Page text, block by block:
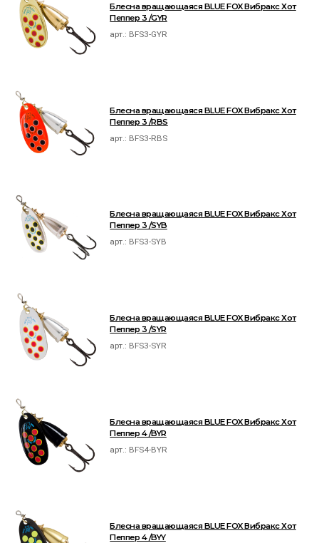
Блесна вращающаяся BLUE FOX Вибракс Хот
Пеппер 3 /GYR
арт.: BFS3-GYR
Блесна вращающаяся BLUE FOX Вибракс Хот
Пеппер 3 /RBS
арт.: BFS3-RBS
Блесна вращающаяся BLUE FOX Вибракс Хот
Пеппер 3 /SYB
арт.: BFS3-SYB
Блесна вращающаяся BLUE FOX Вибракс Хот
Пеппер 3 /SYR
арт.: BFS3-SYR
Блесна вращающаяся BLUE FOX Вибракс Хот
Пеппер 4 /BYR
арт.: BFS4-BYR
Блесна вращающаяся BLUE FOX Вибракс Хот
Пеппер 4 /BYY